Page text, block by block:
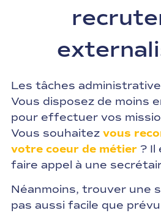
Les tâches
Vous disposez de moins
pour effectuer vos
Vous souhaitezvous
votre coeur de métier ? Il
faire appel à une
Néanmoins, trouver une
pas aussi facile que